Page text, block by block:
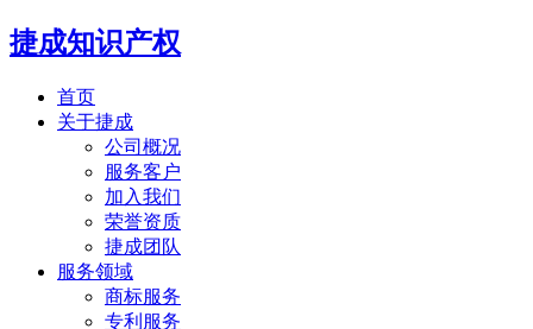
捷成知识产权
首页
关于捷成
公司概况
服务客户
加入我们
荣誉资质
捷成团队
服务领域
商标服务
专利服务